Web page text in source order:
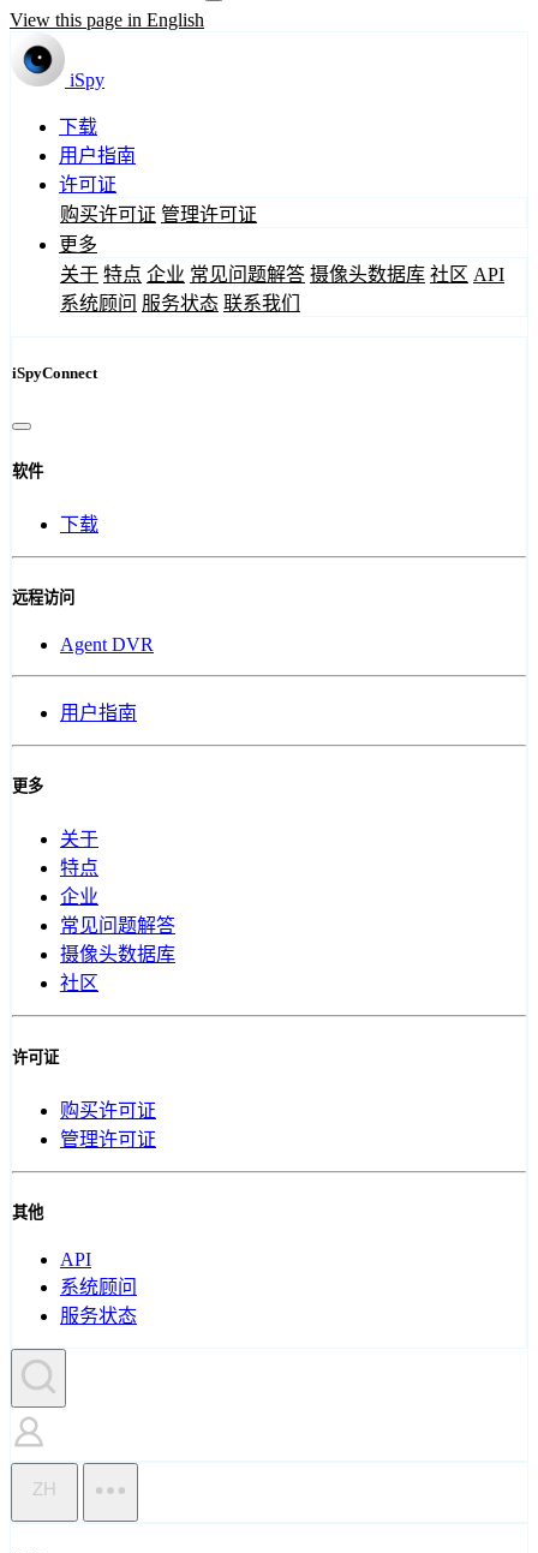
View this page in English
iSpy
下载
用户指南
许可证
购买许可证 管理许可证
更多
关于 特点 企业 常见问题解答 摄像头数据库 社区 API
系统顾问 服务状态 联系我们
iSpyConnect
软件
下载
远程访问
Agent DVR
用户指南
更多
关于
特点
企业
常见问题解答
摄像头数据库
社区
许可证
购买许可证
管理许可证
其他
API
系统顾问
服务状态
ZH